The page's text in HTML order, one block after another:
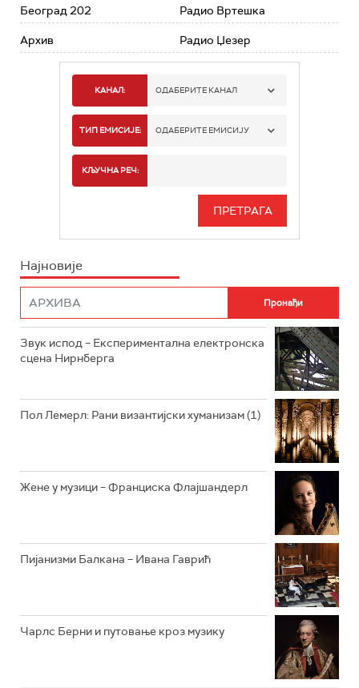
Београд 202
Архив
Радио Вртешка
Радио Џезер
КАНАЛ: ОДАБЕРИТЕ КАНАЛ
РАДИО БЕОГРАД 1
РАДИО БЕОГРАД 3
РАДИО РОКЕНРОЛЕР
ТИП ЕМИСИЈЕ: ОДАБЕРИТЕ ЕМИСИЈУ
ИНФО
КЉУЧНА РЕЧ:
Најновије
Звук испод – Експериментална електронска
сцена Нирнберга
Пол Лемерл: Рани византијски хуманизам (1)
Жене у музици – Франциска Флајшандерл
Пијанизми Балкана – Ивана Гаврић
Чарлс Берни и путовање кроз музику